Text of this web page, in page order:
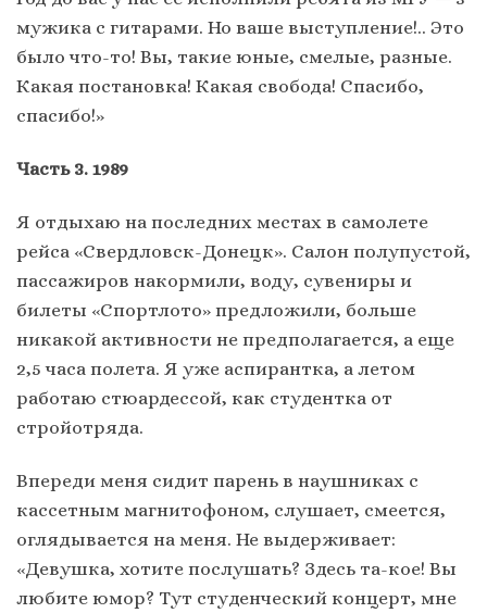
мужика с гитарами. Но ваше выступление!.. Это
было что-то! Вы, такие юные, смелые, разные.
Какая постановка! Какая свобода! Спасибо,
спасибо!»
Часть 3. 1989
Я отдыхаю на последних местах в самолете
рейса «Свердловск-Донецк». Салон полупустой,
пассажиров накормили, воду, сувениры и
билеты «Спортлото» предложили, больше
никакой активности не предполагается, а еще
2,5 часа полета. Я уже аспирантка, а летом
работаю стюардессой, как студентка от
стройотряда.
Впереди меня сидит парень в наушниках с
кассетным магнитофоном, слушает, смеется,
оглядывается на меня. Не выдерживает:
«Девушка, хотите послушать? Здесь та-кое! Вы
любите юмор? Тут студенческий концерт, мне